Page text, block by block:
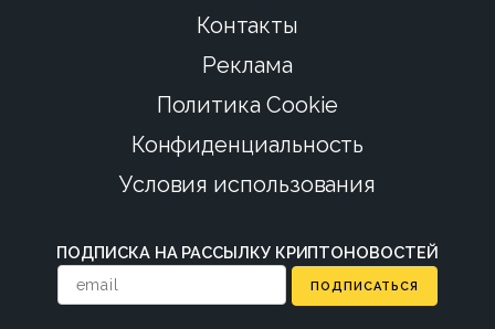
Контакты
Реклама
Политика Cookie
Конфиденциальность
Условия использования
ПОДПИСКА НА РАССЫЛКУ КРИПТОНОВОСТЕЙ
ПОДПИСАТЬСЯ